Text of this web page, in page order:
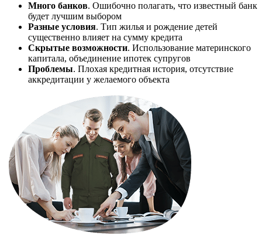
Много банков. Ошибочно полагать, что известный банк
будет лучшим выбором
Разные условия. Тип жилья и рождение детей
существенно влияет на сумму кредита
Скрытые возможности. Использование материнского
капитала, объединение ипотек супругов
Проблемы. Плохая кредитная история, отсутствие
аккредитации у желаемого объекта